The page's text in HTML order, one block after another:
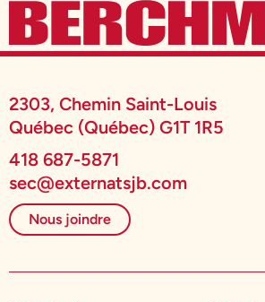
2303, Chemin Saint-Louis
Québec (Québec) G1T 1R5
418 687-5871
sec@externatsjb.com
Nous joindre